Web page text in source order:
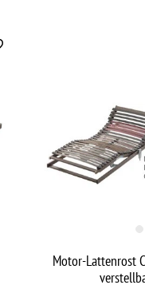
Motor-Lattenrost